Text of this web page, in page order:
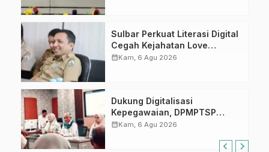
Sulbar Perkuat Literasi Digital
Cegah Kejahatan Love
Scamming
calendar_monthKam, 6 Agu 2026
Dukung Digitalisasi
Kepegawaian, DPMPTSP
Sulbar Siap Terapkan Aplikasi
calendar_monthKam, 6 Agu 2026